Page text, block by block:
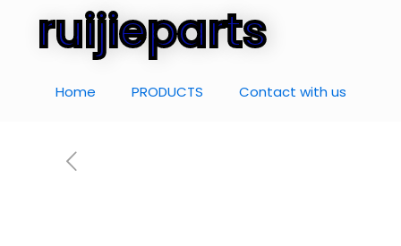
ruijieparts
Home PRODUCTS Contact with us